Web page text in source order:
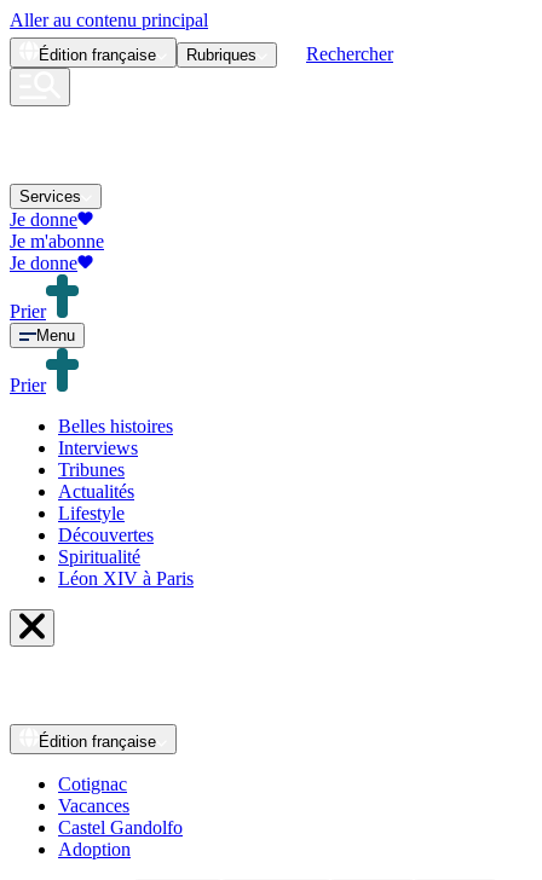
Aller au contenu principal
Édition française Rubriques Rechercher
Services
Je donne
Je m'abonne
Je donne
Prier
Menu
Prier
Belles histoires
Interviews
Tribunes
Actualités
Lifestyle
Découvertes
Spiritualité
Léon XIV à Paris
Édition française
Cotignac
Vacances
Castel Gandolfo
Adoption